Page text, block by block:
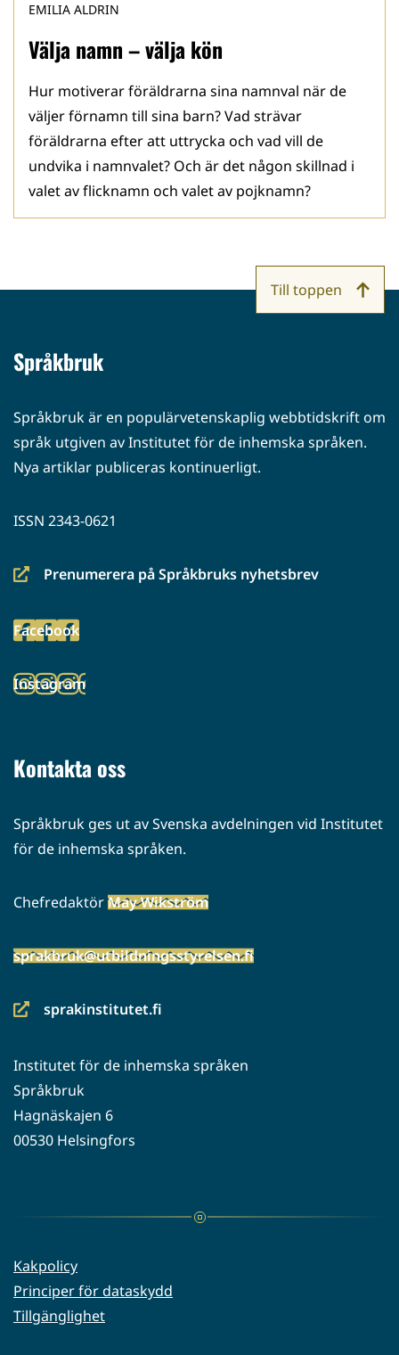
Välja namn – välja kön
EMILIA ALDRIN
Hur motiverar föräldrarna sina namnval när de
väljer förnamn till sina barn? Vad strävar
föräldrarna efter att uttrycka och vad vill de
undvika i namnvalet? Och är det någon skillnad i
valet av flicknamn och valet av pojknamn?
Språkbruk
Språkbruk är en populärvetenskaplig webbtidskrift om
språk utgiven av Institutet för de inhemska språken.
Nya artiklar publiceras kontinuerligt.
ISSN 2343-0621
Prenumerera på Språkbruks nyhetsbrev
(siirryt
palveluun)
Facebook
(siirryt
palveluun)
Instagram
(siirryt
Kontakta oss
Språkbruk ges ut av Svenska avdelningen vid Institutet
för de inhemska språken.
ChefredaktörMay Wikström
sprakbruk@utbildningsstyrelsen.fi
sprakinstitutet.fi
(siirryt
palveluun)
Institutet för de inhemska språken
Språkbruk
Hagnäskajen 6
00530 Helsingfors
Kakpolicy
Principer för dataskydd
Tillgänglighet
Till toppen